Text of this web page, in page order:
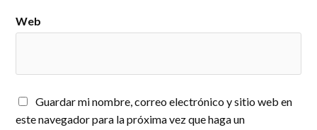
Web
Guardar mi nombre, correo electrónico y sitio web en
este navegador para la próxima vez que haga un